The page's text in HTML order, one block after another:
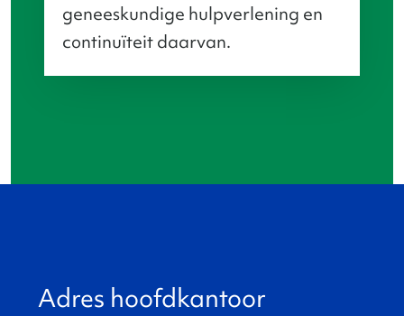
geneeskundige hulpverlening en
continuïteit daarvan.
Adres hoofdkantoor